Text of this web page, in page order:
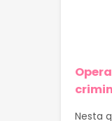
Nesta